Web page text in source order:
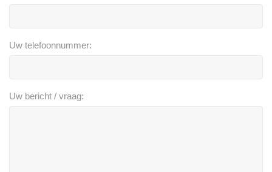
Uw telefoonnummer:
Uw bericht / vraag: